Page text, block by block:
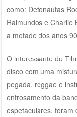
como: Detonautas
Raimundos e Charlie
a metade dos anos
O interessante do
disco com uma
pegada, reggae e
entrosamento da
espetaculares, foram